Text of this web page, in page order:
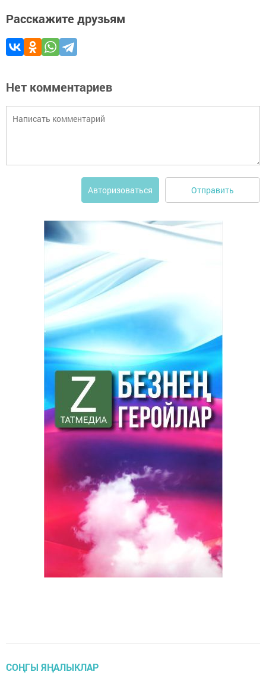
Расскажите друзьям
Нет комментариев
Авторизоваться Отправить
СОҢГЫ ЯҢАЛЫКЛАР